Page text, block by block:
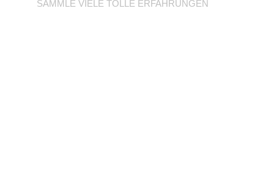
SAMMLE VIELE TOLLE ERFAHRUNGEN